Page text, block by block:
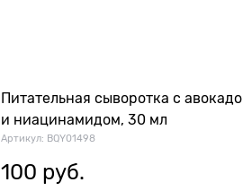
Питательная сыворотка с авокадо
и ниацинамидом, 30 мл
Артикул: BQY01498
100 руб.